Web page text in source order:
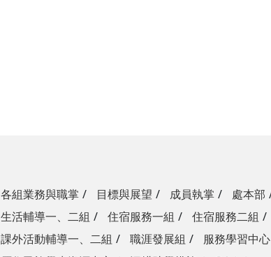
各組業務與職掌 目標與展望 成員執掌
處本部
生活輔導一、二組
住宿服務一組
住宿服務二組
課外活動輔導一、二組
職涯發展組
服務學習中心